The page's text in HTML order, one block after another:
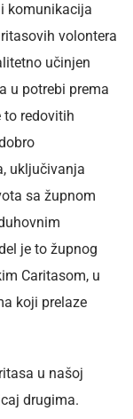
komunikacija
volontera
učinjen
u potrebi prema
to redovitih
uključivanja
sa župnom
je to župnog
Caritasom, u
koji prelaze
u našoj
drugima.